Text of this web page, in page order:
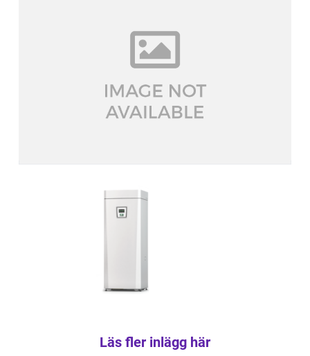
Läs fler inlägg här